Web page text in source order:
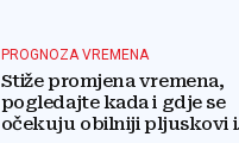
PROGNOZA VREMENA
Stiže promjena vremena,
pogledajte kada i gdje se
očekuju obilniji pljuskovi i